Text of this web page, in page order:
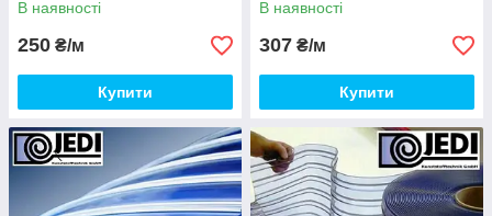
В наявності
250 ₴/м
Купити
В наявності
307 ₴/м
Купити